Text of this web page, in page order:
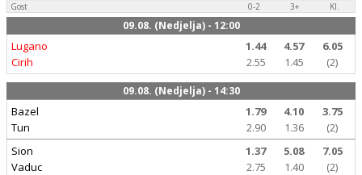
Gost
0-2
3+ Kl.
09.08. (Nedjelja) - 12:00
Lugano
Cirih
1.44 4.57
6.05
2.55
1.45 (2)
09.08. (Nedjelja) - 14:30
Bazel
Tun
1.79 4.10
3.75
2.90
1.36
(2)
Sion
Vaduc
1.37 5.08
7.05
2.75
1.40
(2)